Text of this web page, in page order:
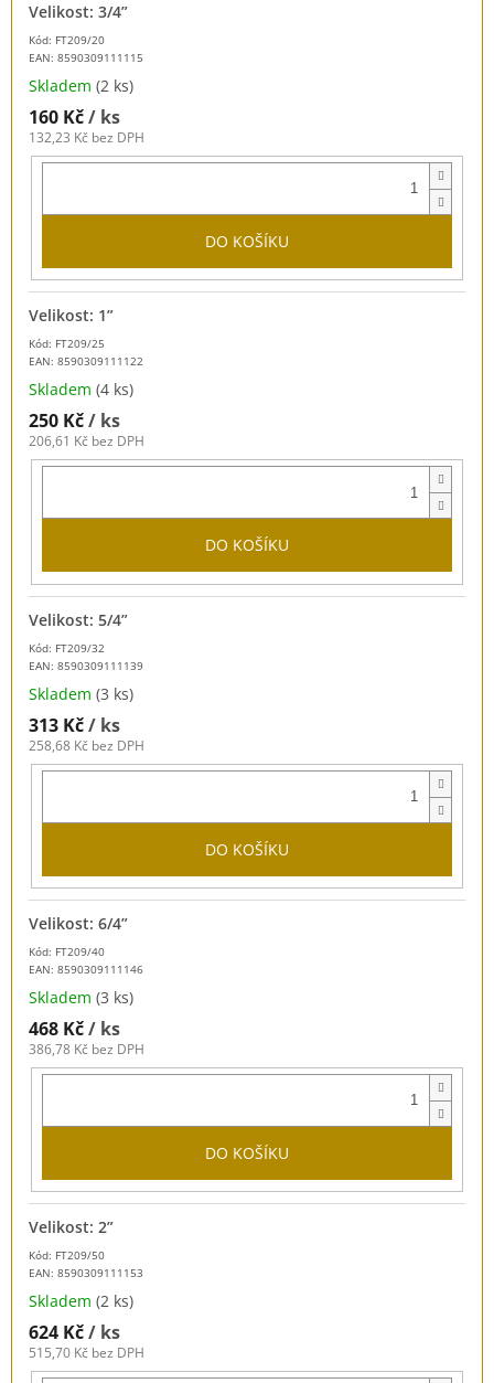
Kód: FT209/20
EAN: 8590309111115
Velikost: 3/4”
Skladem (2 ks)
160 Kč/ ks
132,23 Kč bez DPH
DO KOŠÍKU
Kód: FT209/25
EAN: 8590309111122
Velikost: 1”
Skladem (4 ks)
250 Kč/ ks
206,61 Kč bez DPH
DO KOŠÍKU
Kód: FT209/32
EAN: 8590309111139
Velikost: 5/4”
Skladem (3 ks)
313 Kč/ ks
258,68 Kč bez DPH
DO KOŠÍKU
Kód: FT209/40
EAN: 8590309111146
Velikost: 6/4”
Skladem (3 ks)
468 Kč/ ks
386,78 Kč bez DPH
DO KOŠÍKU
Kód: FT209/50
EAN: 8590309111153
Velikost: 2”
Skladem (2 ks)
624 Kč/ ks
515,70 Kč bez DPH